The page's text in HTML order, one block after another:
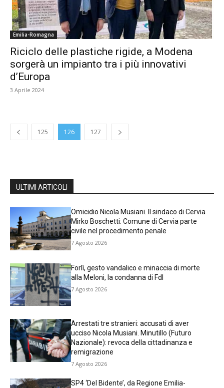
Emilia-Romagna
Riciclo delle plastiche rigide, a Modena
sorgerà un impianto tra i più innovativi
d’Europa
3 Aprile 2024
125 126 127
ULTIMI ARTICOLI
Omicidio Nicola Musiani. Il sindaco di Cervia
Mirko Boschetti: Comune di Cervia parte
civile nel procedimento penale
7 Agosto 2026
Forlì, gesto vandalico e minaccia di morte
alla Meloni, la condanna di FdI
7 Agosto 2026
Arrestati tre stranieri: accusati di aver
ucciso Nicola Musiani. Minutillo (Futuro
Nazionale): revoca della cittadinanza e
remigrazione
7 Agosto 2026
SP4 ‘Del Bidente’, da Regione Emilia-